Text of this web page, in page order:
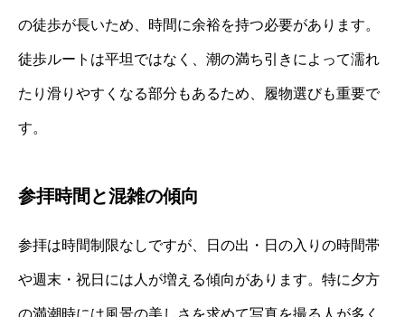
の徒歩が長いため、時間に余裕を持つ必要があります。
徒歩ルートは平坦ではなく、潮の満ち引きによって濡れ
たり滑りやすくなる部分もあるため、履物選びも重要で
す。
参拝時間と混雑の傾向
参拝は時間制限なしですが、日の出・日の入りの時間帯
や週末・祝日には人が増える傾向があります。特に夕方
の満潮時には風景の美しさを求めて写真を撮る人が多く